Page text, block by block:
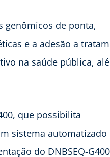
genômicos de ponta,
e a adesão a
na saúde pública,
que possibilita
sistema automatizado
do DNBSEQ-